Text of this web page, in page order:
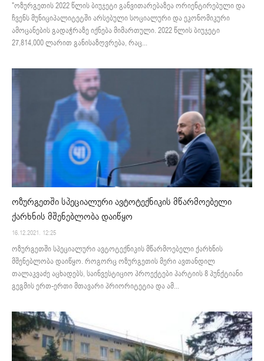
"ოზურგეთის 2022 წლის ბიუჯეტი განვითარებაზეა ორიენტირებული და
ჩვენს მუნიციპალიტეტში არსებული სოციალური და ეკონომიკური
ამოცანების გადაჭრაზე იქნება მიმართული. 2022 წლის ბიუჯეტი
27,814,000 ლარით განისაზღვრება, რაც...
ოზურგეთში სპეციალური ავტოტექნიკის მწარმოებელი
ქარხნის მშენებლობა დაიწყო
16.12.2021. 12:25
ოზურგეთში სპეციალური ავტოტექნიკის მწარმოებელი ქარხნის
მშენებლობა დაიწყო. როგორც ოზურგეთის მერი ავთანდილ
თალაკვაძე აცხადებს, საინვესტიციო პროექტები პარტიის 8 პუნქტიანი
გეგმის ერთ-ერთი მთავარი პრიორიტეტია და ამ...